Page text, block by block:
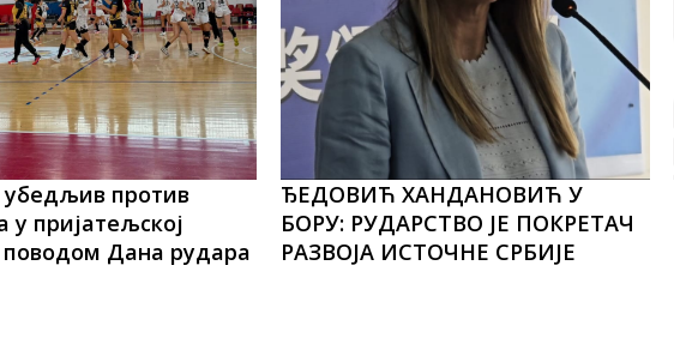
против
у пријатељској
Дана рудара
ЂЕДОВИЋ ХАНДАНОВИЋ У
БОРУ: РУДАРСТВО ЈЕ ПОКРЕТАЧ
РАЗВОЈА ИСТОЧНЕ СРБИЈЕ